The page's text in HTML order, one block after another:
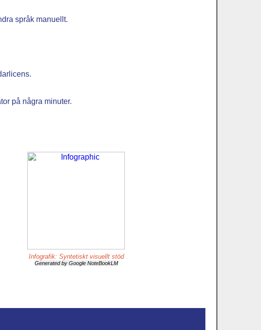
språk manuellt.
på några minuter.
Infografik: Syntetiskt visuellt stöd
Generated by Google NoteBookLM